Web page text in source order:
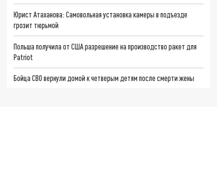
Юрист Атаханова: Самовольная установка камеры в подъезде
грозит тюрьмой
Польша получила от США разрешение на производство ракет для
Patriot
Бойца СВО вернули домой к четверым детям после смерти жены